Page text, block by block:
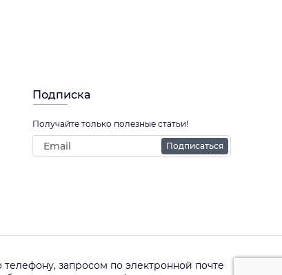
Подписка
Получайте только полезные статьи!
Подписаться
запросом по электронной почте